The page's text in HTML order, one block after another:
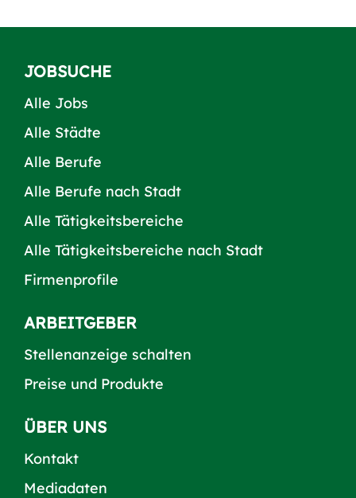
JOBSUCHE
Alle Jobs
Alle Städte
Alle Berufe
Alle Berufe nach Stadt
Alle Tätigkeitsbereiche
Alle Tätigkeitsbereiche nach Stadt
Firmenprofile
ARBEITGEBER
Stellenanzeige schalten
Preise und Produkte
ÜBER UNS
Kontakt
Mediadaten